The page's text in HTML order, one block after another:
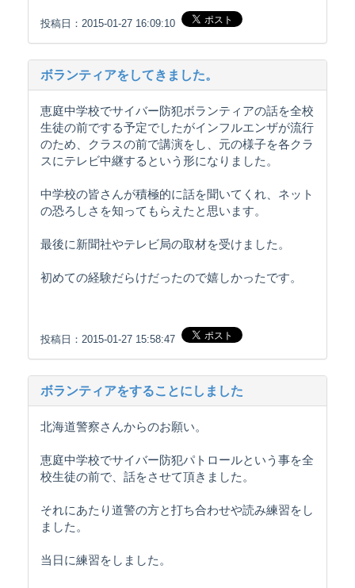
投稿日：2015-01-27 16:09:10
ボランティアをしてきました。
恵庭中学校でサイバー防犯ボランティアの話を全校
生徒の前でする予定でしたがインフルエンザが流行
のため、クラスの前で講演をし、元の様子を各クラ
スにテレビ中継するという形になりました。
中学校の皆さんが積極的に話を聞いてくれ、ネット
の恐ろしさを知ってもらえたと思います。
最後に新聞社やテレビ局の取材を受けました。
初めての経験だらけだったので嬉しかったです。
投稿日：2015-01-27 15:58:47
ボランティアをすることにしました
北海道警察さんからのお願い。
恵庭中学校でサイバー防犯パトロールという事を全
校生徒の前で、話をさせて頂きました。
それにあたり道警の方と打ち合わせや読み練習をし
ました。
当日に練習をしました。